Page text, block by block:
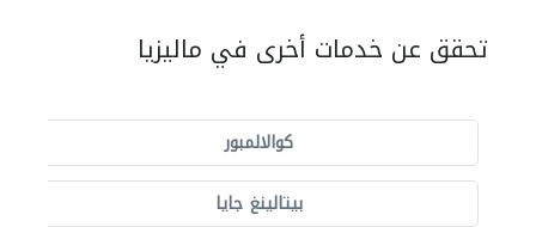
تحقق عن خدمات أخرى في ماليزيا
كوالالمبور
بيتالينغ جايا